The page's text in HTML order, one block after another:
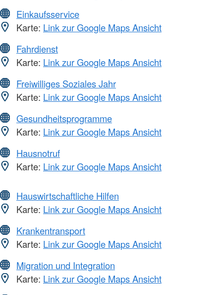
Einkaufsservice
Karte: Link zur Google Maps Ansicht
Fahrdienst
Karte: Link zur Google Maps Ansicht
Freiwilliges Soziales Jahr
Karte: Link zur Google Maps Ansicht
Gesundheitsprogramme
Karte: Link zur Google Maps Ansicht
Hausnotruf
Karte: Link zur Google Maps Ansicht
Hauswirtschaftliche Hilfen
Karte: Link zur Google Maps Ansicht
Krankentransport
Karte: Link zur Google Maps Ansicht
Migration und Integration
Karte: Link zur Google Maps Ansicht